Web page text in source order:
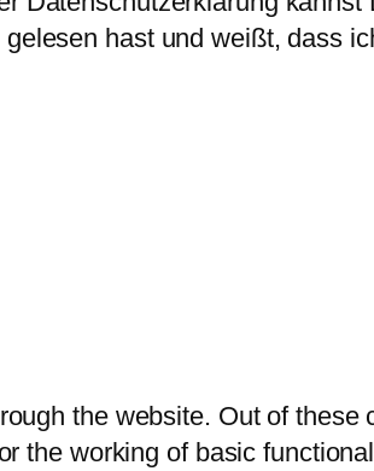
hast und weißt, dass
the website. Out of these
the working of basic